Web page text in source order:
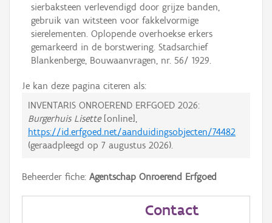
sierbaksteen verlevendigd door grijze banden,
gebruik van witsteen voor fakkelvormige
sierelementen. Oplopende overhoekse erkers
gemarkeerd in de borstwering. Stadsarchief
Blankenberge, Bouwaanvragen, nr. 56/ 1929.
Je kan deze pagina citeren als:
INVENTARIS ONROEREND ERFGOED 2026:
Burgerhuis Lisette[online],
https://id.erfgoed.net/aanduidingsobjecten/74482
(geraadpleegd op 7 augustus 2026).
Beheerder fiche: Agentschap Onroerend Erfgoed
Contact